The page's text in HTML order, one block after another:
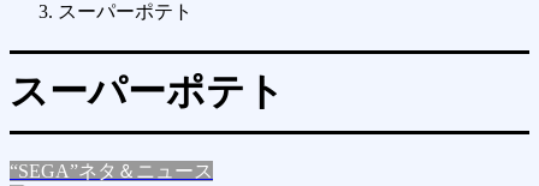
スーパーポテト
スーパーポテト
“SEGA”ネタ＆ニュース